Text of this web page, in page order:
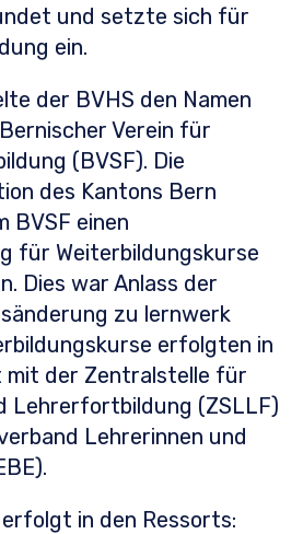
und setzte sich für
ein.
der BVHS den Namen
Verein für
(BVSF). Die
des Kantons Bern
BVSF einen
für Weiterbildungskurse
Dies war Anlass der
zu lernwerk
erfolgten in
mit der Zentralstelle für
Lehrerfortbildung (ZSLLF)
Lehrerinnen und
in den Ressorts: